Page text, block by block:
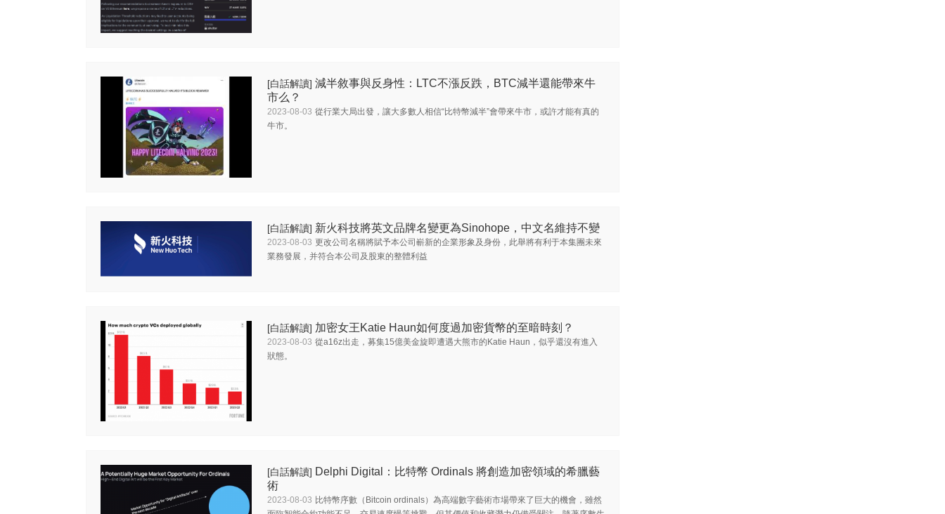
[白話解讀] 減半敘事與反身性：LTC不漲反跌，BTC減半還能帶來牛
市么？
2023-08-03 從行業大局出發，讓大多數人相信“比特幣減半”會帶來牛市，或許才能有真的
牛市。
[白話解讀] 新火科技將英文品牌名變更為Sinohope，中文名維持不變
2023-08-03 更改公司名稱將賦予本公司嶄新的企業形象及身份，此舉將有利于本集團未來
業務發展，并符合本公司及股東的整體利益
[白話解讀] 加密女王Katie Haun如何度過加密貨幣的至暗時刻？
2023-08-03 從a16z出走，募集15億美金旋即遭遇大熊市的Katie Haun，似乎還沒有進入
狀態。
[白話解讀] Delphi Digital：比特幣 Ordinals 將創造加密領域的希臘藝
術
2023-08-03 比特幣序數（Bitcoin ordinals）為高端數字藝術市場帶來了巨大的機會，雖然